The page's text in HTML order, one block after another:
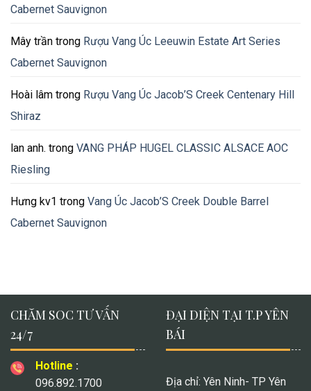
Cabernet Sauvignon
Mây trần trong Rượu Vang Úc Leeuwin Estate Art Series
Cabernet Sauvignon
Hoài lâm trong Rượu Vang Úc Jacob’S Creek Centenary Hill
Shiraz
lan anh. trong VANG PHÁP HUGEL CLASSIC ALSACE AOC
Riesling
Hưng kv1 trong Vang Úc Jacob’S Creek Double Barrel
Cabernet Sauvignon
CHĂM SOC TƯ VẤN
24/7
Hotline :
096.892.1700
ĐẠI DIỆN TẠI T.P YÊN
BÁI
Địa chỉ: Yên Ninh- TP Yên